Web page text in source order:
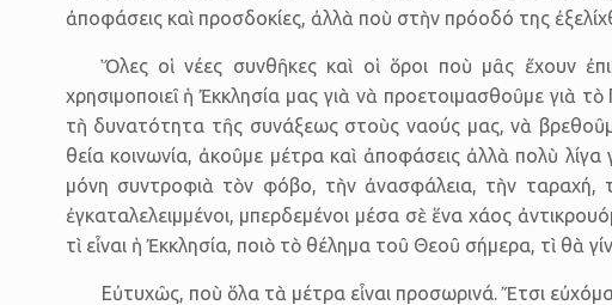
ἀποφάσεις καὶ προσδο­κίες, ἀλλὰ ποὺ στὴν πρόοδό της
Ὅλες οἱ νέες συνθῆκες καὶ οἱ ὅροι ποὺ μᾶς ἔχουν
χρησιμοποιεῖ ἡ Ἐκκλησία μας γιὰ νὰ προετοι­μασθοῦμε γιὰ
τὴ δυνατότητα τῆς συνάξεως στοὺς ναούς μας, νὰ
θεία κοινωνία, ἀκοῦμε μέτρα καὶ ἀποφάσεις ἀλλὰ πολὺ
μόνη συντροφιὰ τὸν φόβο, τὴν ἀνα­σφάλεια, τὴν ταραχή,
ἐγκαταλελειμ­μένοι, μπερδεμένοι μέσα σὲ ἕνα χάος
τὶ εἶναι ἡ Ἐκκλησία, ποιὸ τὸ θέλημα τοῦ Θεοῦ σήμερα, τὶ
Εὐτυχῶς, ποὺ ὅλα τὰ μέτρα εἶναι προσωρινά. Ἔτσι